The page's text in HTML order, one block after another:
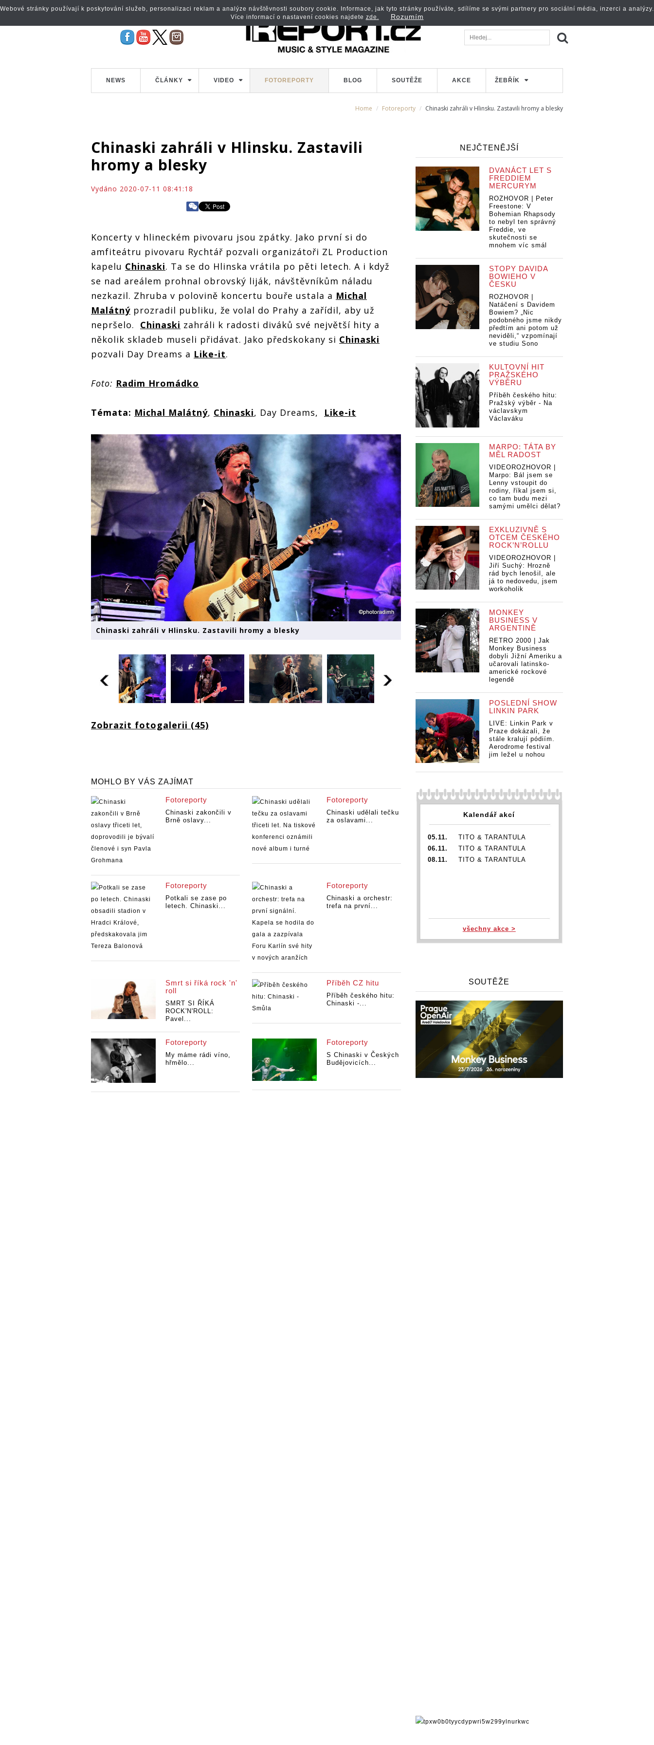
NEWS ČLÁNKY VIDEO FOTOREPORTY BLOG SOUTĚŽE AKCE ŽEBŘÍK
Home Fotoreporty Chinaski zahráli v Hlinsku. Zastavili hromy a blesky
Chinaski zahráli v Hlinsku. Zastavili
hromy a blesky
Vydáno 2020-07-11 08:41:18
Koncerty v hlineckém pivovaru jsou zpátky. Jako první si do
amfiteátru pivovaru Rychtář pozvali organizátoři ZL Production
kapelu Chinaski. Ta se do Hlinska vrátila po pěti letech. A i když
se nad areálem prohnal obrovský liják, návštěvníkům náladu
nezkazil. Zhruba v polovině koncertu bouře ustala a Michal
Malátný prozradil publiku, že volal do Prahy a zařídil, aby už
nepršelo. Chinaski zahráli k radosti diváků své největší hity a
několik skladeb museli přidávat. Jako předskokany si Chinaski
pozvali Day Dreams a Like-it.
Foto: Radim Hromádko
Témata: Michal Malátný, Chinaski, Day Dreams, Like-it
Chinaski zahráli v Hlinsku. Zastavili hromy a blesky
Zobrazit fotogalerii (45)
MOHLO BY VÁS ZAJÍMAT
Fotoreporty
Chinaski zakončili v
Brně oslavy...
Fotoreporty
Chinaski udělali tečku
za oslavami...
Fotoreporty
Potkali se zase po
letech. Chinaski...
Fotoreporty
Chinaski a orchestr:
trefa na první...
Smrt si říká rock 'n'
roll
SMRT SI ŘÍKÁ
ROCK'N'ROLL:
Pavel...
Příběh CZ hitu
Příběh českého hitu:
Chinaski -...
Fotoreporty
My máme rádi víno,
hřmělo...
Fotoreporty
S Chinaski v Českých
Budějovicích...
NEJČTENĚJŠÍ
DVANÁCT LET S
FREDDIEM
MERCURYM
ROZHOVOR | Peter
Freestone: V
Bohemian Rhapsody
to nebyl ten správný
Freddie, ve
skutečnosti se
mnohem víc smál
STOPY DAVIDA
BOWIEHO V
ČESKU
ROZHOVOR |
Natáčení s Davidem
Bowiem? „Nic
podobného jsme nikdy
předtím ani potom už
neviděli,“ vzpomínají
ve studiu Sono
KULTOVNÍ HIT
PRAŽSKÉHO
VÝBĚRU
Příběh českého hitu:
Pražský výběr - Na
václavskym
Václaváku
MARPO: TÁTA BY
MĚL RADOST
VIDEOROZHOVOR |
Marpo: Bál jsem se
Lenny vstoupit do
rodiny, říkal jsem si,
co tam budu mezi
samými umělci dělat?
EXKLUZIVNĚ S
OTCEM ČESKÉHO
ROCK’N’ROLLU
VIDEOROZHOVOR |
Jiří Suchý: Hrozně
rád bych lenošil, ale
já to nedovedu, jsem
workoholik
MONKEY
BUSINESS V
ARGENTINĚ
RETRO 2000 | Jak
Monkey Business
dobyli Jižní Ameriku a
učarovali latinsko-
americké rockové
legendě
POSLEDNÍ SHOW
LINKIN PARK
LIVE: Linkin Park v
Praze dokázali, že
stále kralují pódiím.
Aerodrome festival
jim ležel u nohou
Kalendář akcí
05.11.
TITO & TARANTULA
06.11.
TITO & TARANTULA
08.11.
TITO & TARANTULA
všechny akce >
SOUTĚŽE
Webové stránky používají k poskytování služeb, personalizaci reklam a analýze návštěvnosti soubory cookie. Informace, jak tyto stránky používáte, sdílíme se svými partnery pro sociální média, inzerci a analýzy.
Více informací o nastavení cookies najdete zde. Rozumím